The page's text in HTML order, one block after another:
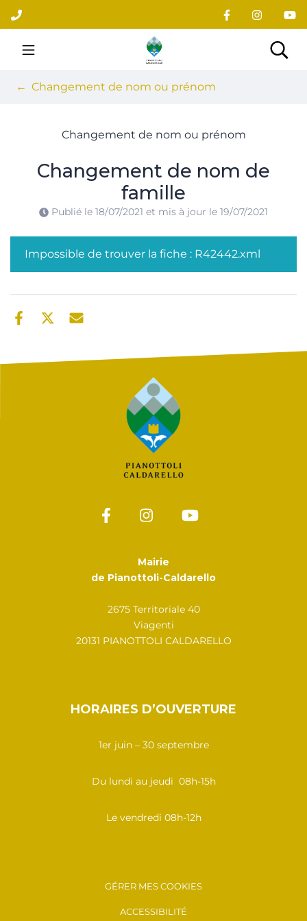
Aller
au
contenu
Site officiel du village
Changement de nom ou prénom
Changement de nom ou prénom
Changement de nom de
famille
Publié le 18/07/2021 et mis à jour le 19/07/2021
Impossible de trouver la fiche : R42442.xml
Mairie
de Pianottoli-Caldarello
2675 Territoriale 40
Viagenti
20131 PIANOTTOLI CALDARELLO
HORAIRES D’OUVERTURE
1er juin – 30 septembre
Du lundi au jeudi 08h-15h
Le vendredi 08h-12h
GÉRER MES COOKIES
ACCESSIBILITÉ